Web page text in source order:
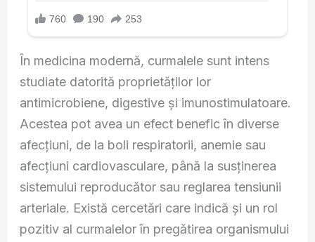
În medicina modernă, curmalele sunt intens
studiate datorită proprietăților lor
antimicrobiene, digestive și imunostimulatoare.
Acestea pot avea un efect benefic în diverse
afecțiuni, de la boli respiratorii, anemie sau
afecțiuni cardiovasculare, până la susținerea
sistemului reproducător sau reglarea tensiunii
arteriale. Există cercetări care indică și un rol
pozitiv al curmalelor în pregătirea organismului